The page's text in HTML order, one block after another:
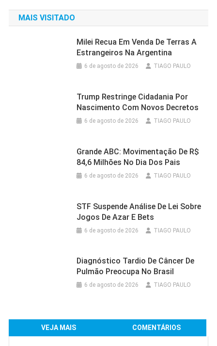
MAIS VISITADO
Milei Recua Em Venda De Terras A
Estrangeiros Na Argentina
6 de agosto de 2026 TIAGO PAULO
Trump Restringe Cidadania Por
Nascimento Com Novos Decretos
6 de agosto de 2026 TIAGO PAULO
Grande ABC: Movimentação De R$
84,6 Milhões No Dia Dos Pais
6 de agosto de 2026 TIAGO PAULO
STF Suspende Análise De Lei Sobre
Jogos De Azar E Bets
6 de agosto de 2026 TIAGO PAULO
Diagnóstico Tardio De Câncer De
Pulmão Preocupa No Brasil
6 de agosto de 2026 TIAGO PAULO
VEJA MAIS COMENTÁRIOS